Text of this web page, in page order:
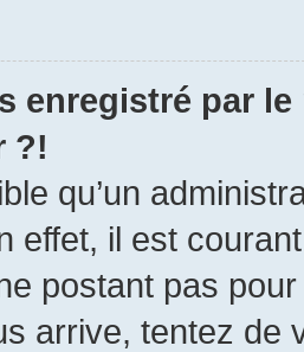
enregistré par
?!
qu’un
effet, il est
postant pas
arrive, tentez de